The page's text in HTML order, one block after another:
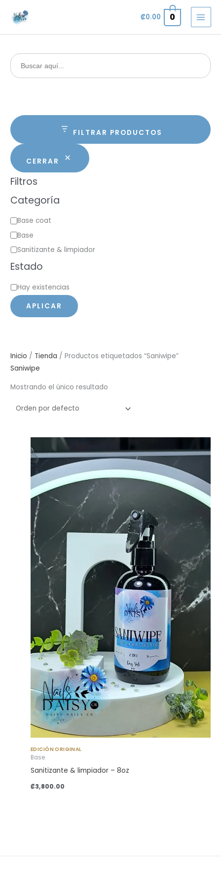
contenido
₡0.00 0
Buscar:
FILTRAR PRODUCTOS
CERRAR
Filtros
Categoría
C
a
t
o
r
í
Base coat
Base
Sanitizante & limpiador
Estado
E
s
t
o
Hay existencias
APLICAR
Inicio / Tienda / Productos etiquetados “Saniwipe”
Saniwipe
Mostrando el único resultado
EDICIÓN ORIGINAL
Base
Sanitizante & limpiador – 8oz
₡3,800.00